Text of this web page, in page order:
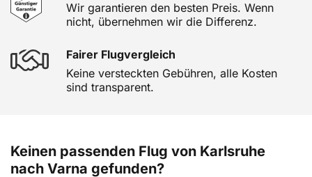
Wir garantieren den besten Preis. Wenn
nicht, übernehmen wir die Differenz.
Fairer Flugvergleich
Keine versteckten Gebühren, alle Kosten
sind transparent.
Keinen passenden Flug von Karlsruhe
nach Varna gefunden?